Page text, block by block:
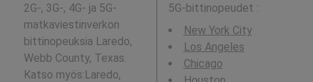
2G-, 3G-, 4G- ja 5G-
matkaviestinverkon
bittinopeuksia Laredo,
Webb County, Texas.
Katso myös:Laredo,
5G-bittinopeudet :
New York City
Los Angeles
Chicago